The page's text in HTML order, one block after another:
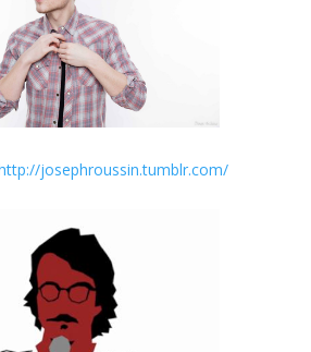
josephroussin.tumblr.com/